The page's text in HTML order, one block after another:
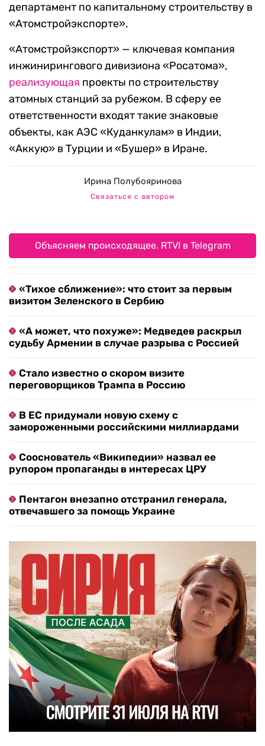
департамент по капитальному строительству в
«Атомстройэкспорте».
«Атомстройэкспорт» — ключевая компания
инжинирингового дивизиона «Росатома»,
реализующая проекты по строительству
атомных станций за рубежом. В сферу ее
ответственности входят такие знаковые
объекты, как АЭС «Куданкулам» в Индии,
«Аккую» в Турции и «Бушер» в Иране.
Ирина Полубояринова
Связаться с автором
Объясняем происходящее. RTVI в Telegram
«Тихое сближение»: что стоит за первым
визитом Зеленского в Сербию
«А может, что похуже»: Медведев раскрыл
судьбу Армении в случае разрыва с Россией
Стало известно о скором визите
переговорщиков Трампа в Россию
В ЕС придумали новую схему с
замороженными российскими миллиардами
Сооснователь «Википедии» назвал ее
рупором пропаганды в интересах ЦРУ
Пентагон внезапно отстранил генерала,
отвечавшего за помощь Украине